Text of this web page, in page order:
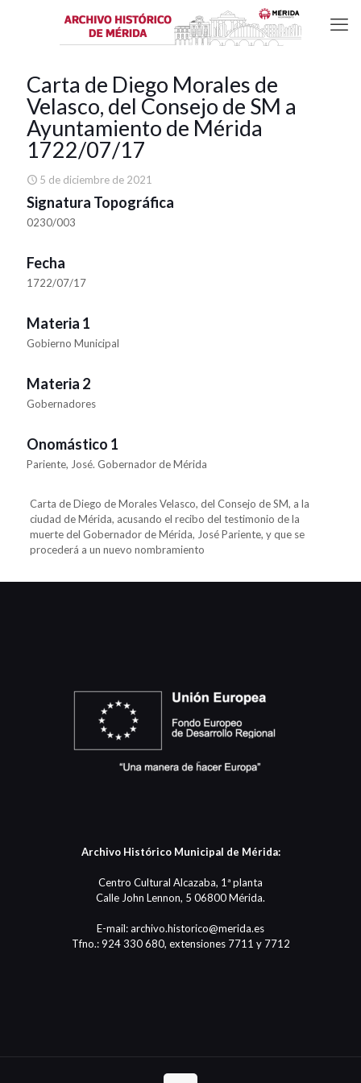
Carta de Diego Morales de
Velasco, del Consejo de SM a
Ayuntamiento de Mérida
1722/07/17
5 de diciembre de 2021
Signatura Topográfica
0230/003
Fecha
1722/07/17
Materia 1
Gobierno Municipal
Materia 2
Gobernadores
Onomástico 1
Pariente, José. Gobernador de Mérida
Carta de Diego de Morales Velasco, del Consejo de SM, a la
ciudad de Mérida, acusando el recibo del testimonio de la
muerte del Gobernador de Mérida, José Pariente, y que se
procederá a un nuevo nombramiento
Archivo Histórico Municipal de Mérida:
Centro Cultural Alcazaba, 1ª planta
Calle John Lennon, 5 06800 Mérida.
E-mail: archivo.historico@merida.es
Tfno.: 924 330 680, extensiones 7711 y 7712